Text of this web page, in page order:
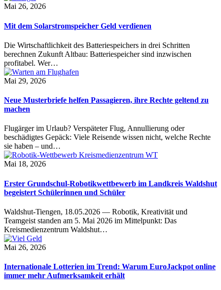
Mai 26, 2026
Mit dem Solarstromspeicher Geld verdienen
Die Wirtschaftlichkeit des Batteriespeichers in drei Schritten
berechnen Zukunft Altbau: Batteriespeicher sind inzwischen
profitabel. Wer…
Mai 29, 2026
Neue Musterbriefe helfen Passagieren, ihre Rechte geltend zu
machen
Flugärger im Urlaub? Verspäteter Flug, Annullierung oder
beschädigtes Gepäck: Viele Reisende wissen nicht, welche Rechte
sie haben – und…
Mai 18, 2026
Erster Grundschul-Robotikwettbewerb im Landkreis Waldshut
begeistert Schülerinnen und Schüler
Waldshut-Tiengen, 18.05.2026 — Robotik, Kreativität und
Teamgeist standen am 5. Mai 2026 im Mittelpunkt: Das
Kreismedienzentrum Waldshut…
Mai 26, 2026
Internationale Lotterien im Trend: Warum EuroJackpot online
immer mehr Aufmerksamkeit erhält